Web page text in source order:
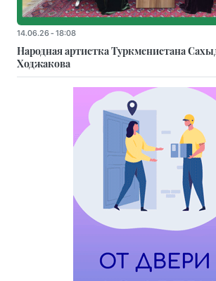
14.06.26 - 18:08
Народная артистка Туркменистана
Ходжакова